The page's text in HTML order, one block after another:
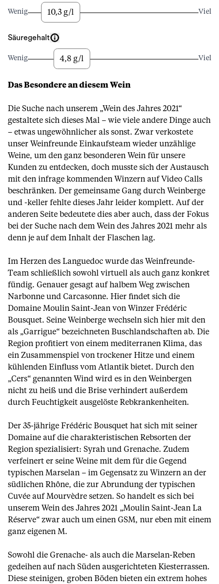
Wenig 10,3 g/l Viel
Säuregehalt
Wenig 4,8 g/l Viel
Das Besondere an diesem Wein
Die Suche nach unserem „Wein des Jahres 2021“
gestaltete sich dieses Mal – wie viele andere Dinge auch
– etwas ungewöhnlicher als sonst. Zwar verkostete
unser Weinfreunde Einkaufsteam wieder unzählige
Weine, um den ganz besonderen Wein für unsere
Kunden zu entdecken, doch musste sich der Austausch
mit den infrage kommenden Winzern auf Video Calls
beschränken. Der gemeinsame Gang durch Weinberge
und -keller fehlte dieses Jahr leider komplett. Auf der
anderen Seite bedeutete dies aber auch, dass der Fokus
bei der Suche nach dem Wein des Jahres 2021 mehr als
denn je auf dem Inhalt der Flaschen lag.
Im Herzen des Languedoc wurde das Weinfreunde-
Team schließlich sowohl virtuell als auch ganz konkret
fündig. Genauer gesagt auf halbem Weg zwischen
Narbonne und Carcasonne. Hier findet sich die
Domaine Moulin Saint-Jean von Winzer Frédéric
Bousquet. Seine Weinberge wechseln sich hier mit den
als „Garrigue“ bezeichneten Buschlandschaften ab. Die
Region profitiert von einem mediterranen Klima, das
ein Zusammenspiel von trockener Hitze und einem
kühlenden Einfluss vom Atlantik bietet. Durch den
„Cers“ genannten Wind wird es in den Weinbergen
nicht zu heiß und die Brise verhindert außerdem
durch Feuchtigkeit ausgelöste Rebkrankenheiten.
Der 35-jährige Frédéric Bousquet hat sich mit seiner
Domaine auf die charakteristischen Rebsorten der
Region spezialisiert: Syrah und Grenache. Zudem
verfeinert er seine Weine mit dem für die Gegend
typischen Marselan – im Gegensatz zu Winzern an der
südlichen Rhône, die zur Abrundung der typischen
Cuvée auf Mourvèdre setzen. So handelt es sich bei
unserem Wein des Jahres 2021 „Moulin Saint-Jean La
Réserve“ zwar auch um einen GSM, nur eben mit einem
ganz eigenen M.
Sowohl die Grenache- als auch die Marselan-Reben
gedeihen auf nach Süden ausgerichteten Kiesterrassen.
Diese steinigen, groben Böden bieten ein extrem hohes